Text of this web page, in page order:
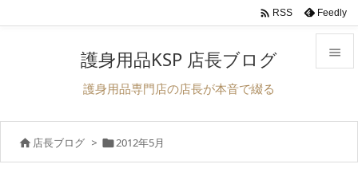


 RSS Feedly
護身用品KSP 店長ブログ
護身用品専門店の店長が本音で綴る
 店長ブログ > 2012年5月